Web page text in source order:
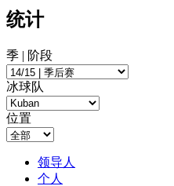
统计
季 | 阶段
冰球队
位置
领导人
个人